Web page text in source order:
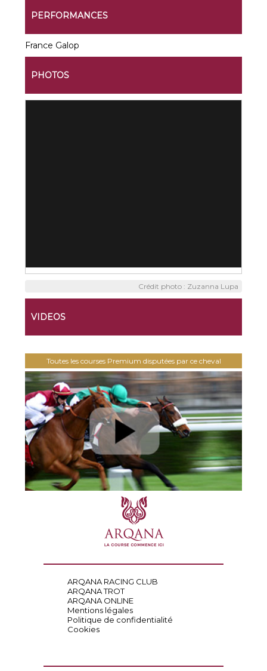
PERFORMANCES
France Galop
PHOTOS
Crédit photo : Zuzanna Lupa
VIDEOS
Toutes les courses Premium disputées par ce cheval
ARQANA RACING CLUB
ARQANA TROT
ARQANA ONLINE
Mentions légales
Politique de confidentialité
Cookies